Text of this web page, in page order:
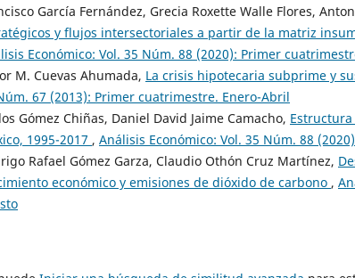
García Fernández, Grecia Roxette Walle Flores,
y flujos intersectoriales a partir de la matriz
Económico: Vol. 35 Núm. 88 (2020): Primer
M. Cuevas Ahumada, La crisis hipotecaria subprime y
67 (2013): Primer cuatrimestre. Enero-Abril
Gómez Chiñas, Daniel David Jaime Camacho,
1995-2017 , Análisis Económico: Vol. 35 Núm. 88
Rafael Gómez Garza, Claudio Othón Cruz Martínez,
económico y emisiones de dióxido de carbono ,